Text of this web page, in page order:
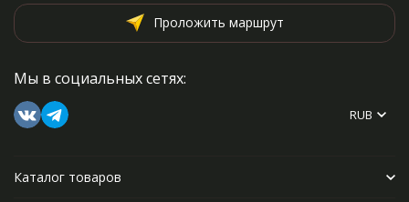
Проложить маршрут
Мы в социальных сетях:
RUB
Каталог товаров